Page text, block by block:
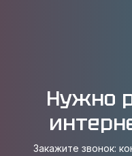
Нужно
Закажите звонок: